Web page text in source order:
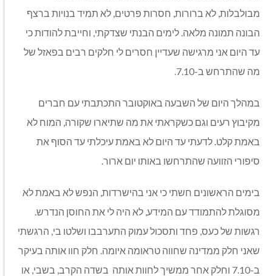
מבולבלות, לא ברורות, חסרות פרטים, לא תמיד בנויות ברצף
הבונה תמונה מלאה. לימים הבנתי שצדקתי, וחייבת להודות כי
עד היום אני מרגישה שעדיין חסרים לי חלקים רבים בפאזל של
מה שהתרחש ב-7.10.
במהלך היום של השבעה באוקטובר התכתבתי עם חברים
מקיבוץ רעים וגם כשקראתי את מה שתיארו שקורה, המוח לא
באמת קלט. לדעתי עד היום לא באמת עיכלתי עד הסוף את
סיפורי הזוועה שהתרחשו באותו יום ארור.
בימים הראשונים חשתי כי אני בהישרדות, הנפש לא באמת לא
מסוגלת להתמודד עם המידע, לא היה לי את החוסן הנדרש.
רגשות של כעס, פחד ותסכול עמוק התערבבו ושלטו בי, הרגשתי
שאני חלק ממדינה שחווה טראומה איומה. חלק חוו אותה בעיקר
ב-7.10 וחלק אחר ממשיך לחוות אותה
בשדה הקרב, בשבי, או